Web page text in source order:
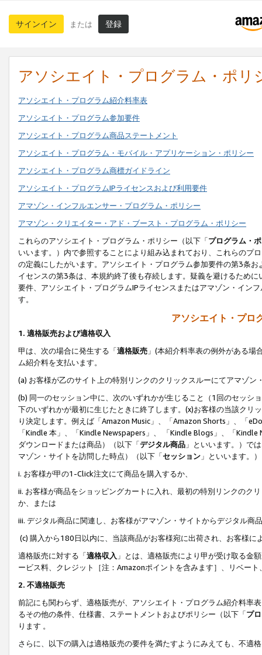
サインイン または 登録
アソシエイト・プログラム・ポリ
アソシエイト・プログラム紹介料率表
アソシエイト・プログラム参加要件
アソシエイト・プログラム商品ステートメント
アソシエイト・プログラム・モバイル・アプリケーション・ポリシー
アソシエイト・プログラム商標ガイドライン
アソシエイト・プログラムIPライセンスおよび利用要件
アマゾン・インフルエンサー・プログラム・ポリシー
アマゾン・クリエイター・アド・ブースト・プログラム・ポリシー
これらのアソシエイト・プログラム・ポリシー（以下「プログラム・
いいます。）内で参照することにより組み込まれており、これらのプ
の定義にしたがいます。アソシエイト・プログラム参加要件の第3条
イセンスの第3条は、本規約終了後も存続します。疑義を避けるため
要件、アソシエイト・プログラムIPライセンスまたはアマゾン・イン
す。
アソシエイト・プロ
1. 適格販売および適格収入
甲は、次の場合に発生する「適格販売 」(本紹介料率表の例外がある
ム紹介料を支払います。
(a) お客様が乙のサイト上の特別リンクのクリックスルーにてアマゾン
(b) 同一のセッション中に、次のいずれかが生じること（1回のセッシ
下のいずれかが最初に生じたときに終了します。(x)お客様の当該ク
り決定します。例えば「Amazon Music」、「Amazon Shorts」、「
「Kindle 本」、「Kindle Newspapers」、 「Kindle Blogs」、「
ダウンロードまたは商品）（以下「デジタル商品 」といいます。）で
マゾン・サイトを訪問した時点）（以下「セッション 」といいます。
i. お客様が甲の1-Click注文にて商品を購入するか、
ii. お客様が商品をショッピングカートに入れ、最初の特別リンクのク
か、または
iii. デジタル商品に関連し、お客様がアマゾン・サイトからデジタル
(c) 購入から180日以内に、当該商品がお客様宛に出荷され、お客様
適格販売に対する「適格収入 」とは、適格販売により甲が受け取る金
ービス料、クレジット［注：Amazonポイントを含みます］、リベー
2. 不適格販売
前記にも関わらず、適格販売が、アソシエイト・プログラム紹介料率
るその他の条件、仕様書、ステートメントおよびポリシー（以下「プ
ります 。
さらに、以下の購入は適格販売の要件を満たすようにみえても、不適